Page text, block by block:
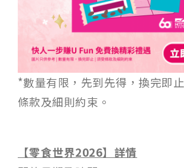
*數量有限，先到先得，換完即
條款及細則約束。
【零食世界2026】詳情